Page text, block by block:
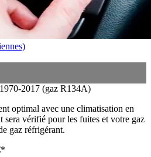
2017 (gaz R134A)
optimal avec une climatisation en
sera vérifié pour les fuites et votre gaz
gaz réfrigérant.